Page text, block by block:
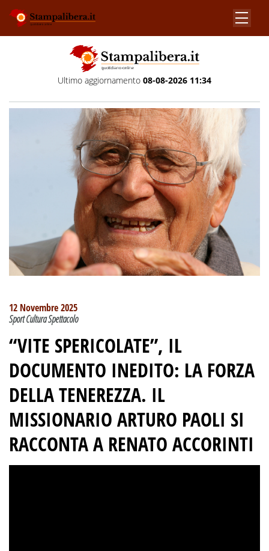
Ultimo aggiornamento 08-08-2026 11:34
12 Novembre 2025
Sport Cultura Spettacolo
“VITE SPERICOLATE”, IL
DOCUMENTO INEDITO: LA FORZA
DELLA TENEREZZA. IL
MISSIONARIO ARTURO PAOLI SI
RACCONTA A RENATO ACCORINTI